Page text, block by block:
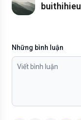
buithihieu
Những bình luận